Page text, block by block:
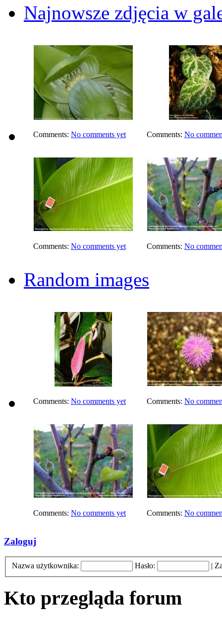
Najnowsze zdjęcia w
Comments: No comments yet Comments: No
Comments: No comments yet Comments: No
Random images
Comments: No comments yet Comments: No
Comments: No comments yet Comments: No
Zaloguj
Nazwa użytkownika: Hasło: |
Kto przegląda forum